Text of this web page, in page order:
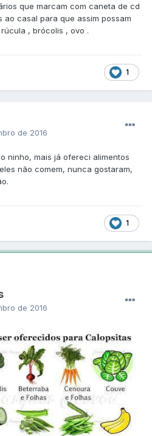
que marcam com caneta de cd
casal para que assim possam
, brócolis , ovo .
1
de 2016
ninho, mais já ofereci alimentos
não comem, nunca gostaram,
1
de 2016